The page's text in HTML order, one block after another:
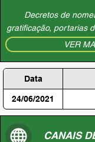
Decretos de
gratificação, portarias
VER
Data
24/06/2021
CANAIS